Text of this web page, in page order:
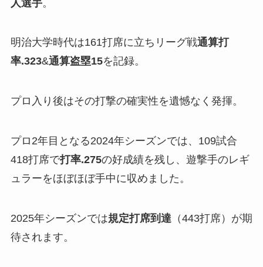
人選手。
明治大学時代は161打席に立ちリーグ戦通算打
率.323&通算盗塁15を記録。
プロ入り後はその打撃の確実性を遺憾なく発揮。
プロ2年目となる2024年シーズンでは、109試合
418打席で打率.275の好成績を残し、遊撃手のレギ
ュラーをほぼほぼ手中に収めました。
2025年シーズンでは規定打席到達 （443打席）が期
待されます。